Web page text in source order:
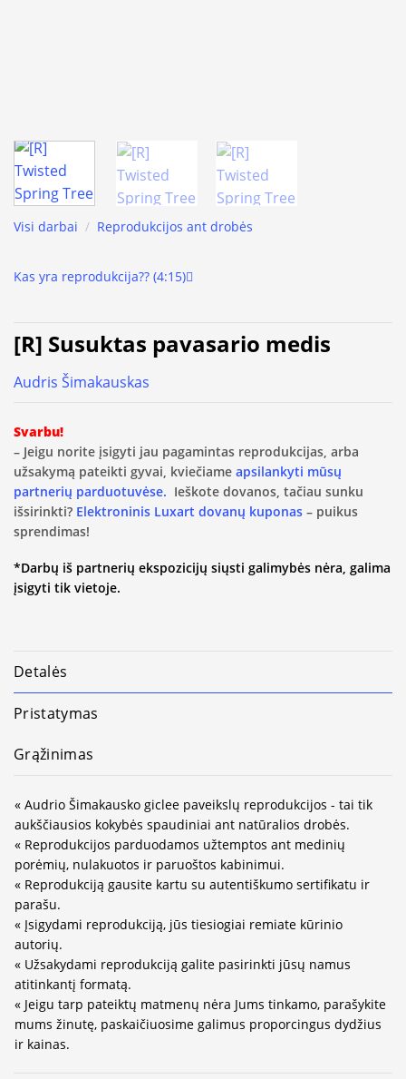
Visi darbai / Reprodukcijos ant drobės
Kas yra reprodukcija?? (4:15)
[R] Susuktas pavasario medis
Audris Šimakauskas
Svarbu!
– Jeigu norite įsigyti jau pagamintas reprodukcijas, arba
užsakymą pateikti gyvai, kviečiame apsilankyti mūsų
partnerių parduotuvėse. Ieškote dovanos, tačiau sunku
išsirinkti? Elektroninis Luxart dovanų kuponas – puikus
sprendimas!
*Darbų iš partnerių ekspozicijų siųsti galimybės nėra, galima
įsigyti tik vietoje.
Detalės
Pristatymas
Grąžinimas
« Audrio Šimakausko giclee paveikslų reprodukcijos - tai tik
aukščiausios kokybės spaudiniai ant natūralios drobės.
« Reprodukcijos parduodamos užtemptos ant medinių
porėmių, nulakuotos ir paruoštos kabinimui.
« Reprodukciją gausite kartu su autentiškumo sertifikatu ir
parašu.
« Įsigydami reprodukciją, jūs tiesiogiai remiate kūrinio
autorių.
« Užsakydami reprodukciją galite pasirinkti jūsų namus
atitinkantį formatą.
« Jeigu tarp pateiktų matmenų nėra Jums tinkamo, parašykite
mums žinutę, paskaičiuosime galimus proporcingus dydžius
ir kainas.